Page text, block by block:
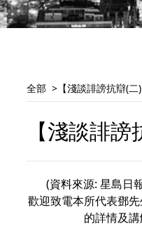
全部 【淺談誹謗抗辯(二)
【淺談誹謗
(資料來源: 星島日
歡迎致電本所代表鄧
的詳情及講